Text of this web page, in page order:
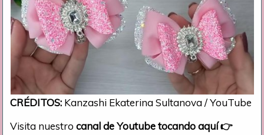
CRÉDITOS: Kanzashi Ekaterina Sultanova / YouTube
Visita nuestrocanal de Youtube tocando aquí👉